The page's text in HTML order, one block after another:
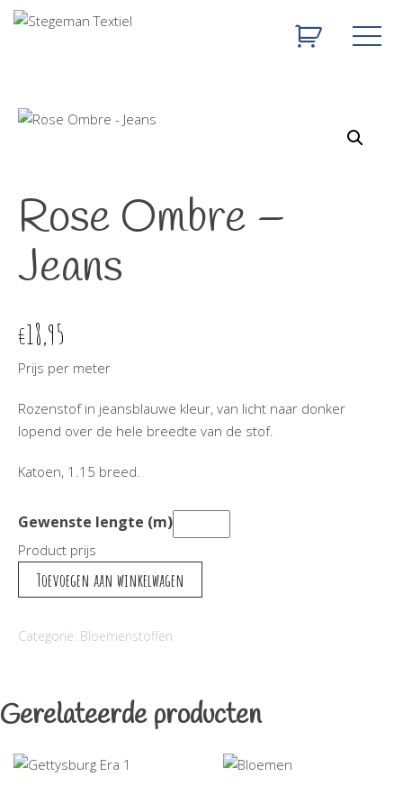
Rose Ombre –
Jeans
€18,95
Prijs per meter
Rozenstof in jeansblauwe kleur, van licht naar donker
lopend over de hele breedte van de stof.
Katoen, 1.15 breed.
Gewenste lengte (m)
Product prijs
Rose
Ombre
Jeans
Toevoegen aan winkelwagen
Categorie: Bloemenstoffen
Gerelateerde producten